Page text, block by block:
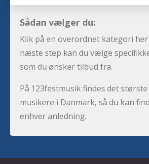
Sådan vælger du:
Klik på en overordnet kategori
næste step kan du vælge
som du ønsker tilbud fra.
På 123festmusik findes det
musikere i Danmark, så du kan
enhver anledning.